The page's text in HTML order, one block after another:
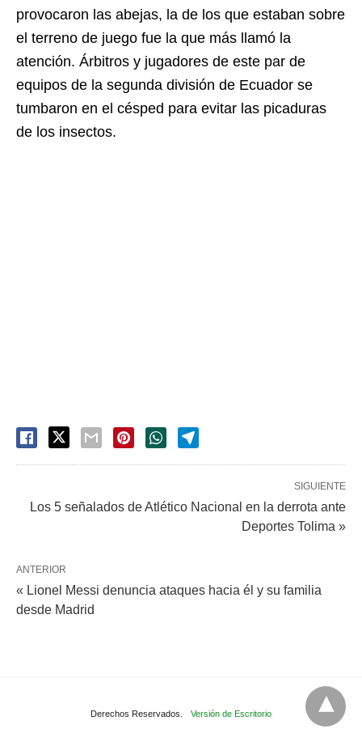
provocaron las abejas, la de los que estaban sobre
el terreno de juego fue la que más llamó la
atención. Árbitros y jugadores de este par de
equipos de la segunda división de Ecuador se
tumbaron en el césped para evitar las picaduras
de los insectos.
SIGUIENTE
Los 5 señalados de Atlético Nacional en la derrota ante
Deportes Tolima »
ANTERIOR
« Lionel Messi denuncia ataques hacia él y su familia
desde Madrid
Derechos Reservados. Versión de Escritorio